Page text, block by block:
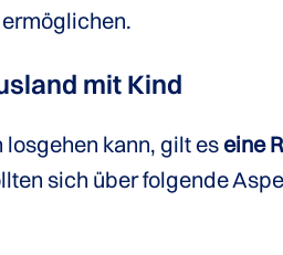
mit Kind
losgehen kann, gilt eseine
sich über folgende